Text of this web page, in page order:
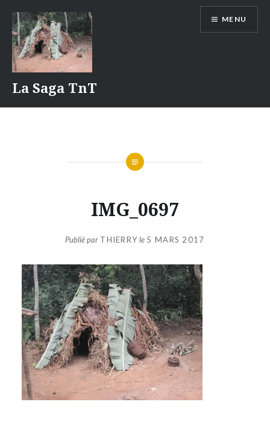
contenu
La Saga TnT
MENU
IMG_0697
Publié par THIERRYle 5 MARS 2017